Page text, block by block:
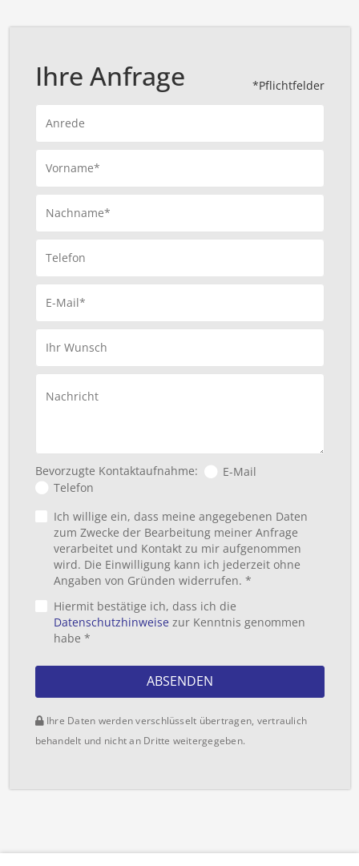
*Pflichtfelder
Ihre Anfrage
Anrede
Vorname*
Nachname*
Telefon
E-Mail*
Ihr Wunsch
Nachricht
Bevorzugte Kontaktaufnahme:
E-Mail
Telefon
Ich willige ein, dass meine angegebenen Daten
zum Zwecke der Bearbeitung meiner Anfrage
verarbeitet und Kontakt zu mir aufgenommen
wird. Die Einwilligung kann ich jederzeit ohne
Angaben von Gründen widerrufen. *
Hiermit bestätige ich, dass ich die
Datenschutzhinweise zur Kenntnis genommen
habe *
ABSENDEN
Ihre Daten werden verschlüsselt übertragen, vertraulich
behandelt und nicht an Dritte weitergegeben.